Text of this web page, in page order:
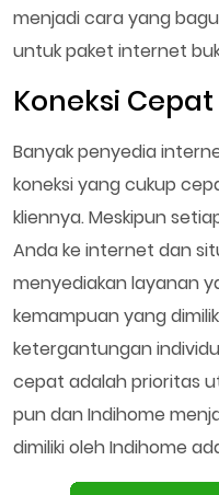
menjadi cara yang
untuk paket internet
Koneksi Cepat
Banyak penyedia
koneksi yang cukup
kliennya. Meskipun
Anda ke internet dan
menyediakan layanan
kemampuan yang
ketergantungan
cepat adalah prioritas
pun dan Indihome
dimiliki oleh Indihome